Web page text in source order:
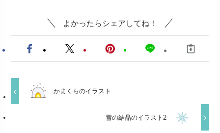
よかったらシェアしてね！
かまくらのイラスト
雪の結晶のイラスト2